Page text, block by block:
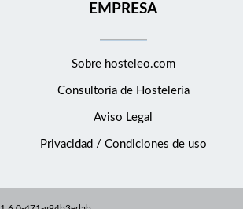
EMPRESA
Sobre hosteleo.com
Consultoría de Hostelería
Aviso Legal
Privacidad / Condiciones de uso